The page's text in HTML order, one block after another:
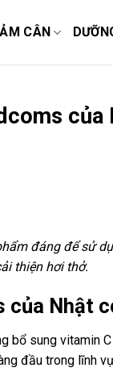
CÂN
đáng để sử
thiện hơi thở.
Nhật
bổ sung vitamin
đầu trong lĩnh